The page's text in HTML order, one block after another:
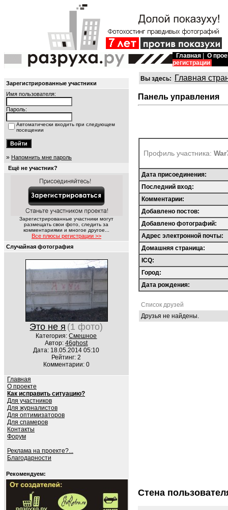
Главная
О
регистрации
Зарегистрированные участники
Имя пользователя:
Пароль:
Автоматически входить при следующем
посещении
» Напомнить мне пароль
Ещё не участник?
Зарегистрированные участники могут
размещать свои фото, следить за
комментариями и многое другое...
Все плюсы регистрации >>
Случайная фотография
Это не я (1 фото)
Категория:Смешное
Автор:46ghost
Дата: 18.05.2014 05:10
Рейтинг: 2
Комментарии: 0
Главная
О проекте
Как исправить ситуацию?
Для участников
Для журналистов
Для оптимизаторов
Для спамеров
Контакты
Форум
Реклама на проекте?...
Благодарности
Рекомендуем:
Вы здесь: Главная
Панель управления
Профиль участника:
Дата присоединения:
Последний вход:
Комментарии:
Добавлено постов:
Добавлено фотографий:
Адрес электронной почты:
Домашняя страница:
ICQ:
Город:
Дата рождения:
Список друзей
Друзья не найдены.
Стена